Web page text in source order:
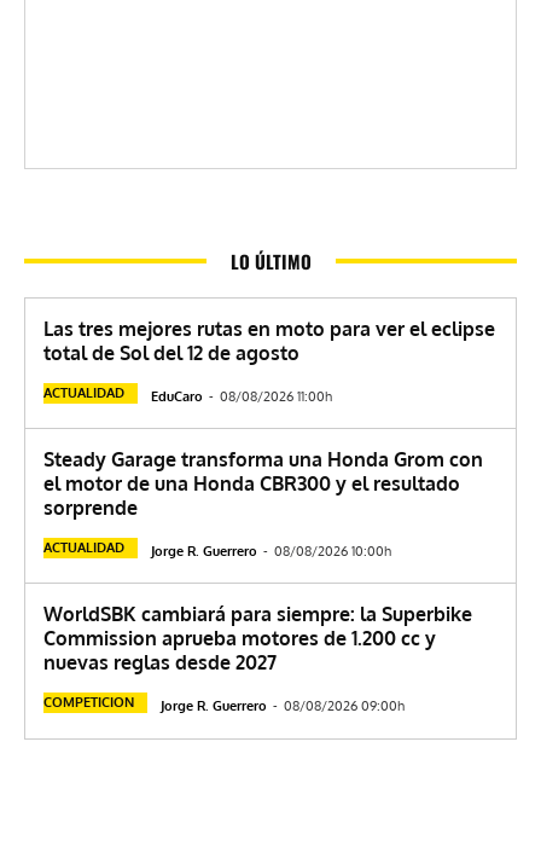
LO ÚLTIMO
Las tres mejores rutas en moto para ver el eclipse
total de Sol del 12 de agosto
ACTUALIDAD EduCaro - 08/08/2026 11:00h
Steady Garage transforma una Honda Grom con
el motor de una Honda CBR300 y el resultado
sorprende
ACTUALIDAD Jorge R. Guerrero - 08/08/2026 10:00h
WorldSBK cambiará para siempre: la Superbike
Commission aprueba motores de 1.200 cc y
nuevas reglas desde 2027
COMPETICION Jorge R. Guerrero - 08/08/2026 09:00h